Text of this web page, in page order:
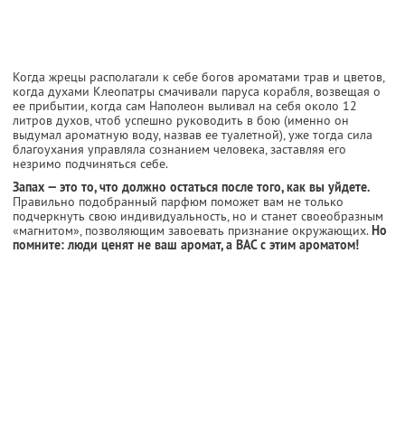
Когда жрецы располагали к себе богов ароматами трав и цветов,
когда духами Клеопатры смачивали паруса корабля, возвещая о
ее прибытии, когда сам Наполеон выливал на себя около 12
литров духов, чтоб успешно руководить в бою (именно он
выдумал ароматную воду, назвав ее туалетной), уже тогда сила
благоухания управляла сознанием человека, заставляя его
незримо подчиняться себе.
Запах — это то, что должно остаться после того, как вы уйдете.
Правильно подобранный парфюм поможет вам не только
подчеркнуть свою индивидуальность, но и станет своеобразным
«магнитом», позволяющим завоевать признание окружающих.Но
помните: люди ценят не ваш аромат, а ВАС с этим ароматом!